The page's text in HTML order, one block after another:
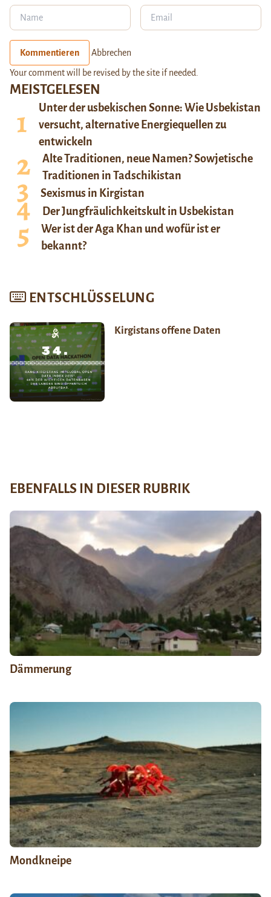
MEISTGELESEN
Unter der usbekischen Sonne: Wie Usbekistan
versucht, alternative Energiequellen zu
entwickeln
Alte Traditionen, neue Namen? Sowjetische
Traditionen in Tadschikistan
Sexismus in Kirgistan
Der Jungfräulichkeitskult in Usbekistan
Wer ist der Aga Khan und wofür ist er
bekannt?
ENTSCHLÜSSELUNG
Kirgistans offene Daten
Kommentieren Abbrechen
Your comment will be revised by the site if needed.
EBENFALLS IN DIESER RUBRIK
Dämmerung
Mondkneipe